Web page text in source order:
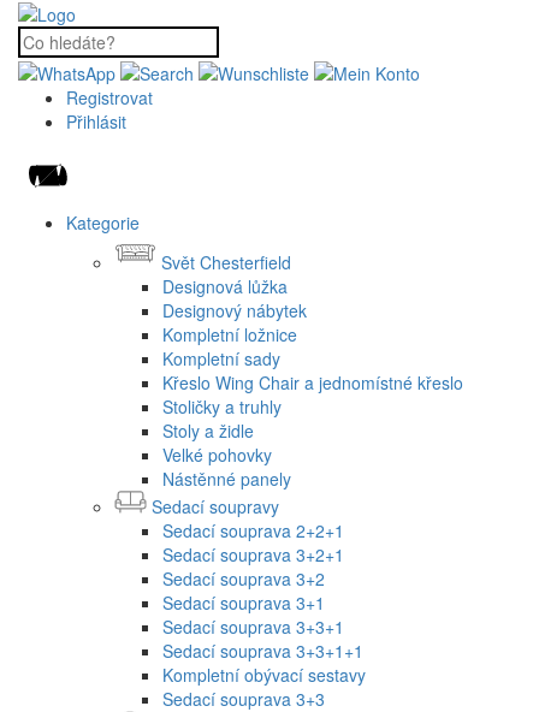
Registrovat
Přihlásit
Kategorie
Svět Chesterfield
Designová lůžka
Designový nábytek
Kompletní ložnice
Kompletní sady
Křeslo Wing Chair a jednomístné křeslo
Stoličky a truhly
Stoly a židle
Velké pohovky
Nástěnné panely
Sedací soupravy
Sedací souprava 2+2+1
Sedací souprava 3+2+1
Sedací souprava 3+2
Sedací souprava 3+1
Sedací souprava 3+3+1
Sedací souprava 3+3+1+1
Kompletní obývací sestavy
Sedací souprava 3+3